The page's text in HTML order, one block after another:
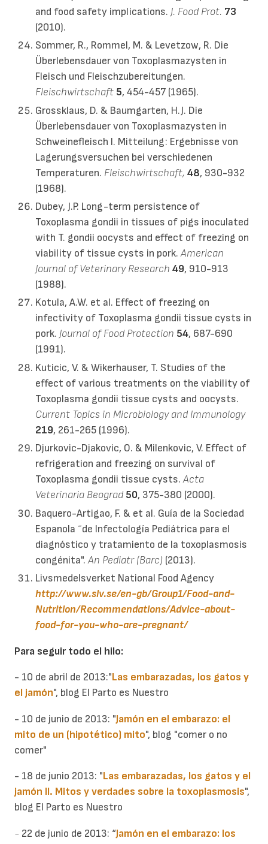
and food safety implications. J. Food Prot. 73
(2010).
Sommer, R., Rommel, M. & Levetzow, R. Die
Überlebensdauer von Toxoplasmazysten in
Fleisch und Fleischzubereitungen.
Fleischwirtschaft 5, 454-457 (1965).
Grossklaus, D. & Baumgarten, H.J. Die
Überlebensdauer von Toxoplasmazysten in
Schweinefleisch I. Mitteilung: Ergebnisse von
Lagerungsversuchen bei verschiedenen
Temperaturen. Fleischwirtschaft, 48, 930-932
(1968).
Dubey, J.P. Long-term persistence of
Toxoplasma gondii in tissues of pigs inoculated
with T. gondii oocysts and effect of freezing on
viability of tissue cysts in pork.American
Journal of Veterinary Research 49, 910-913
(1988).
Kotula, A.W. et al. Effect of freezing on
infectivity of Toxoplasma gondii tissue cysts in
pork.Journal of Food Protection 54, 687-690
(1991).
Kuticic, V. & Wikerhauser, T. Studies of the
effect of various treatments on the viability of
Toxoplasma gondii tissue cysts and oocysts.
Current Topics in Microbiology and Immunology
219, 261-265 (1996).
Djurkovic-Djakovic, O. & Milenkovic, V. Effect of
refrigeration and freezing on survival of
Toxoplasma gondii tissue cysts.Acta
Veterinaria Beograd 50, 375-380 (2000).
Baquero-Artigao, F. & et al. Guía de la Sociedad
Espanola ˜de Infectología Pediátrica para el
diagnóstico y tratamiento de la toxoplasmosis
congénita".An Pediatr (Barc) (2013).
Livsmedelsverket National Food Agency
http://www.slv.se/en-gb/Group1/Food-and-
Nutrition/Recommendations/Advice-about-
food-for-you-who-are-pregnant/
Para seguir todo el hilo:
- 10 de abril de 2013:"Las embarazadas, los gatos y
el jamón", blog El Parto es Nuestro
- 10 de junio de 2013: "Jamón en el embarazo: el
mito de un (hipotético) mito", blog "comer o no
comer"
- 18 de junio 2013: "Las embarazadas, los gatos y el
jamón II. Mitos y verdades sobre la toxoplasmosis",
blog El Parto es Nuestro
- 22 de junio de 2013: “Jamón en el embarazo: los